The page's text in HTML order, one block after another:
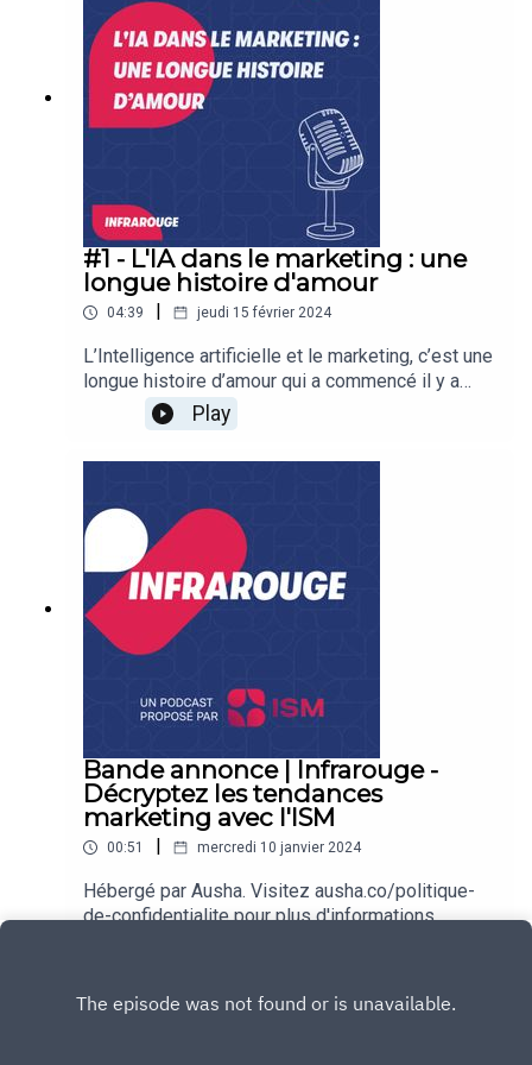
César Defoort | Natif.https://www.ism.fr/Hébergé
par Ausha. Visitez ausha.co/politique-de-
confidentialite pour plus d'informations.
#1 - L'IA dans le marketing : une
longue histoire d'amour
04:39 jeudi 15 février 2024
L’Intelligence artificielle et le marketing, c’est une
longue histoire d’amour qui a commencé il y a
bien longtemps. Dans cet épisode, je vous
raconte les prémices de cette romance. Et
promis, on ne va pas parler de ChatGPT. Du
proposé par l'organisme de formation en
marketing, vente et management ISM.Réalisation :
César Defoort | Natif.https://www.ism.fr/Hébergé
par Ausha. Visitez ausha.co/politique-de-
confidentialite pour plus d'informations.
Play
Bande annonce | Infrarouge -
Décryptez les tendances
marketing avec l'ISM
00:51 mercredi 10 janvier 2024
Hébergé par Ausha. Visitez ausha.co/politique-
de-confidentialite pour plus d'informations.